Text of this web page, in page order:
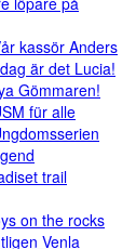
kassör Anders
är det Lucia!
Gömmaren!
für alle
trail
on the rocks
Venla